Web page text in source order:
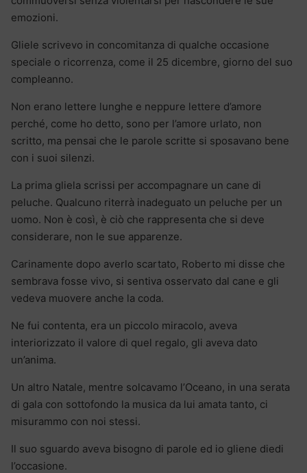
emozioni.
Gliele scrivevo in concomitanza di qualche occasione
speciale o ricorrenza, come il 25 dicembre, giorno del suo
compleanno.
Non erano lettere lunghe e neppure lettere d’amore
perché, come ho detto, sono per l’amore urlato, non
scritto, ma pensai che le parole scritte si sposavano bene
con i suoi silenzi.
La prima gliela scrissi per accompagnare un cane di
peluche. Qualcuno riterrà inadeguato un peluche per un
uomo. Non è così, è ciò che rappresenta che si deve
considerare, non le sue apparenze.
Carinamente dopo averlo scartato, Roberto mi disse che
sembrava fosse vivo, si sentiva osservato dal cane e gli
vedeva muovere anche la coda.
Ne fui contenta, era un piccolo miracolo, aveva
interiorizzato il valore di quel regalo, gli aveva dato
un’anima.
Un altro Natale, mentre solcavamo l’Oceano, in una serata
di gala con sottofondo la musica da lui amata tanto, ci
misurammo con noi stessi.
Il suo sguardo aveva bisogno di parole ed io gliene diedi
l’occasione.